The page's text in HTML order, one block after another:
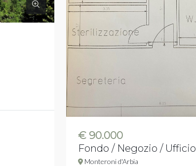
€ 90.000
Fondo / Negozio / Ufficio
Monteroni d'Arbia